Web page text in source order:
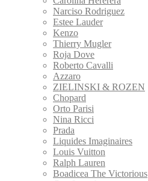
Narciso Rodriguez
Estee Lauder
Kenzo
Thierry Mugler
Roja Dove
Roberto Cavalli
Azzaro
ZIELINSKI & ROZEN
Сhopard
Orto Parisi
Nina Ricci
Prada
Liquides Imaginaires
Louis Vuitton
Ralph Lauren
Boadicea The Victorious